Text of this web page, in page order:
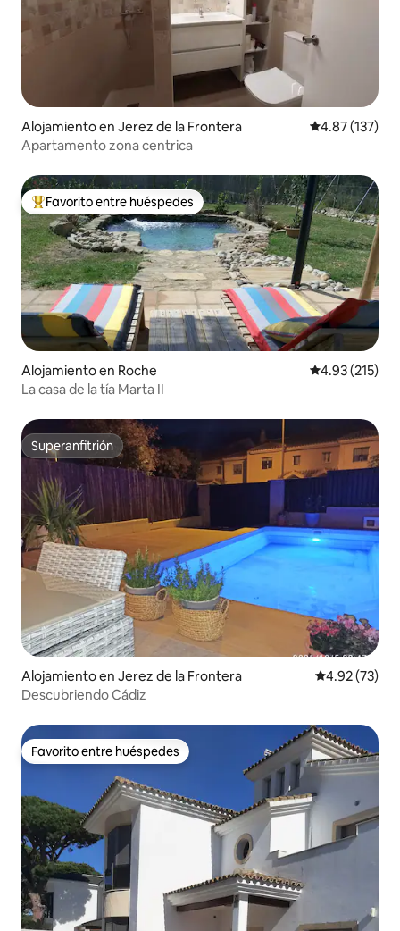
Alojamiento en Jerez de la Frontera Calificación
4.87 (137)
Apartamento zona centrica
Favorito entre huéspedes preferido
Favorito entre huéspedes
Alojamiento en Roche Calificación
4.93 (215)
La casa de la tía Marta II
Superanfitrión
Superanfitrión
Alojamiento en Jerez de la Frontera Calificación
4.92 (73)
Descubriendo Cádiz
Favorito entre huéspedes
Favorito entre huéspedes